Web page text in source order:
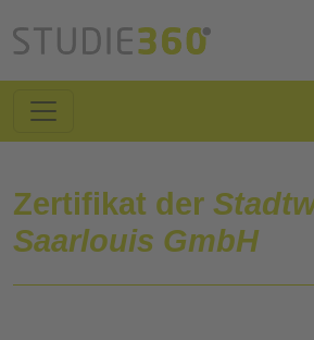
Zertifikat der
Saarlouis GmbH